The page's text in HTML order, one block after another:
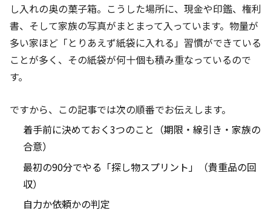
し入れの奥の菓子箱。こうした場所に、現金や印鑑、権利
書、そして家族の写真がまとまって入っています。物量が
多い家ほど「とりあえず紙袋に入れる」習慣ができている
ことが多く、その紙袋が何十個も積み重なっているので
す。
ですから、この記事では次の順番でお伝えします。
着手前に決めておく3つのこと（期限・線引き・家族の
合意）
最初の90分でやる「探し物スプリント」（貴重品の回
収）
自力か依頼かの判定